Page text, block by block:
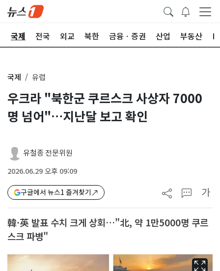
국제 전국 외교 북한 금융ㆍ증권 산업 부동산
국제 유럽
우크라 "북한군 쿠르스크 사상자 7000
명 넘어"…지난달 보고 확인
유철종 전문위원
2026.06.29 오후 09:09
구글에서 뉴스1 즐겨찾기 가
韓·英 발표 수치 크게 상회…"北, 약 1만5000명 쿠르
스크 파병"